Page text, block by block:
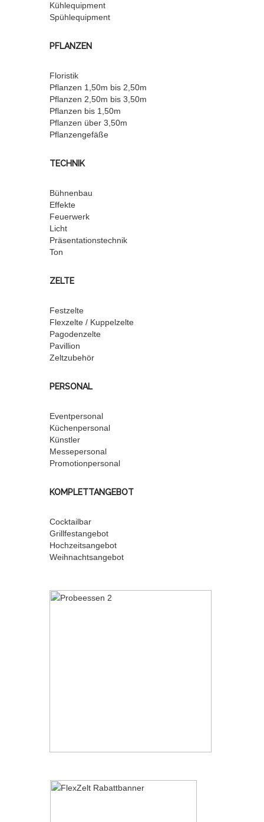
Kühlequipment
Spühlequipment
PFLANZEN
Floristik
Pflanzen 1,50m bis 2,50m
Pflanzen 2,50m bis 3,50m
Pflanzen bis 1,50m
Pflanzen über 3,50m
Pflanzengefäße
TECHNIK
Bühnenbau
Effekte
Feuerwerk
Licht
Präsentationstechnik
Ton
ZELTE
Festzelte
Flexzelte / Kuppelzelte
Pagodenzelte
Pavillion
Zeltzubehör
PERSONAL
Eventpersonal
Küchenpersonal
Künstler
Messepersonal
Promotionpersonal
KOMPLETTANGEBOT
Cocktailbar
Grillfestangebot
Hochzeitsangebot
Weihnachtsangebot